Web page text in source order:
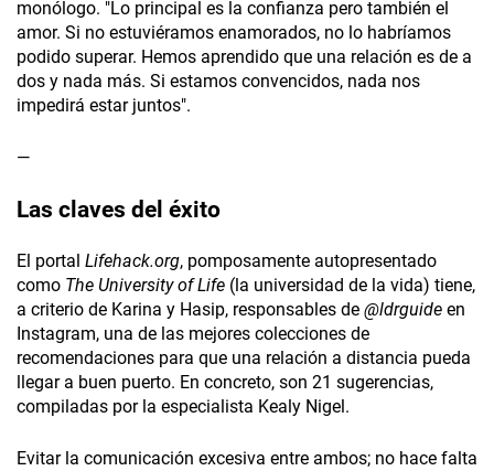
monólogo. "Lo principal es la confianza pero también el
amor. Si no estuviéramos enamorados, no lo habríamos
podido superar. Hemos aprendido que una relación es de a
dos y nada más. Si estamos convencidos, nada nos
impedirá estar juntos".
—
Las claves del éxito
El portal Lifehack.org, pomposamente autopresentado
como The University of Life (la universidad de la vida) tiene,
a criterio de Karina y Hasip, responsables de @ldrguide en
Instagram, una de las mejores colecciones de
recomendaciones para que una relación a distancia pueda
llegar a buen puerto. En concreto, son 21 sugerencias,
compiladas por la especialista Kealy Nigel.
Evitar la comunicación excesiva entre ambos; no hace falta